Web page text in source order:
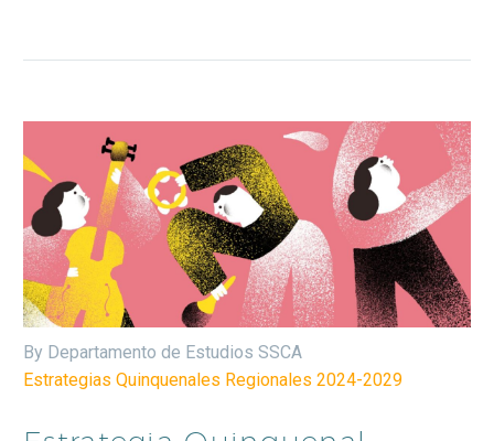
By Departamento de Estudios SSCA
Estrategias Quinquenales Regionales 2024-2029